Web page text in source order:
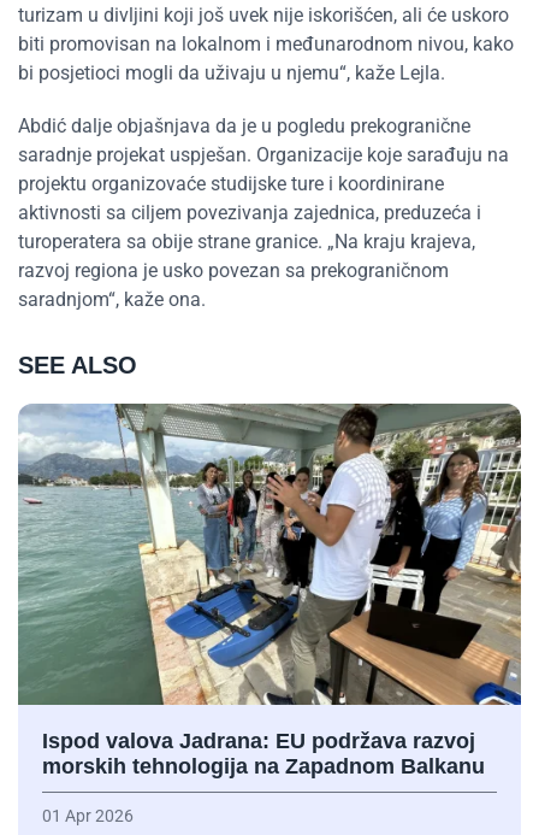
turizam u divljini koji još uvek nije iskorišćen, ali će uskoro
biti promovisan na lokalnom i međunarodnom nivou, kako
bi posjetioci mogli da uživaju u njemu“, kaže Lejla.
Abdić dalje objašnjava da je u pogledu prekogranične
saradnje projekat uspješan. Organizacije koje sarađuju na
projektu organizovaće studijske ture i koordinirane
aktivnosti sa ciljem povezivanja zajednica, preduzeća i
turoperatera sa obije strane granice. „Na kraju krajeva,
razvoj regiona je usko povezan sa prekograničnom
saradnjom“, kaže ona.
SEE ALSO
Ispod valova Jadrana: EU podržava razvoj
morskih tehnologija na Zapadnom Balkanu
01 Apr 2026